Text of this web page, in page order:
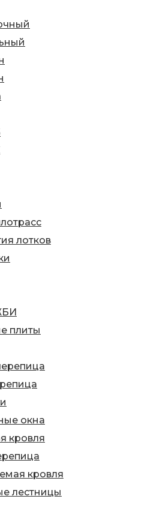
лотков
плиты
окна
кровля
кровля
лестницы